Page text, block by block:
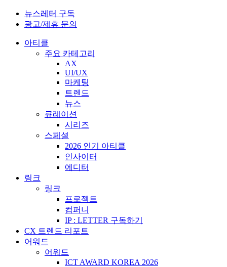
뉴스레터 구독
광고/제휴 문의
아티클
주요 카테고리
AX
UI/UX
마케팅
트렌드
뉴스
큐레이션
시리즈
스페셜
2026 인기 아티클
인사이터
에디터
링크
링크
프로젝트
컴퍼니
IP : LETTER 구독하기
CX 트렌드 리포트
어워드
어워드
ICT AWARD KOREA 2026